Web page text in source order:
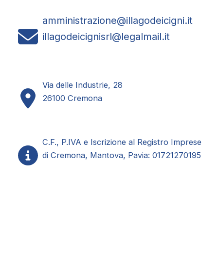
amministrazione@illagodeicigni.it
illagodeicignisrl@legalmail.it
Via delle Industrie, 28
26100 Cremona
C.F., P.IVA e Iscrizione al Registro Imprese
di Cremona, Mantova, Pavia: 01721270195